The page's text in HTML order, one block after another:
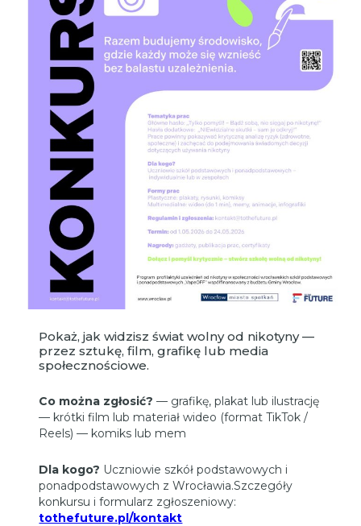
Pokaż, jak widzisz świat wolny od nikotyny —
przez sztukę, film, grafikę lub media
społecznościowe.
Co można zgłosić? — grafikę, plakat lub ilustrację
— krótki film lub materiał wideo (format TikTok /
Reels) — komiks lub mem
Dla kogo? Uczniowie szkół podstawowych i
ponadpodstawowych z Wrocławia.Szczegóły
konkursu i formularz zgłoszeniowy:
tothefuture.pl/kontakt